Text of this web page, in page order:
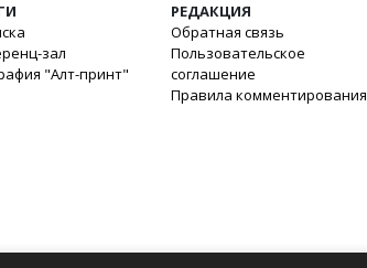
зал
"Алт-принт"
РЕДАКЦИЯ
Обратная связь
Пользовательское
соглашение
Правила комментирования